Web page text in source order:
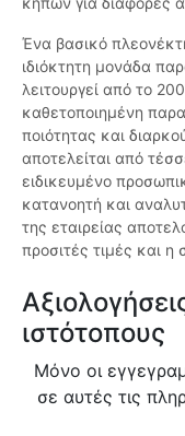
Ένα βασικό
ιδιόκτητη μονάδα
λειτουργεί από το
καθετοποιημένη
ποιότητας και
αποτελείται από
ειδικευμένο
κατανοητή και
της εταιρείας
προσιτές τιμές και
ιστότοπους
Μόνο οι
σε αυτές τις